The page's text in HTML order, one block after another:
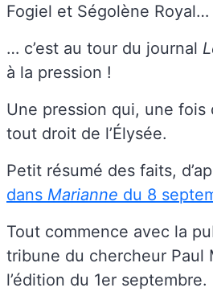
Fogiel et Ségolène Royal…
… c’est au tour du journal
à la pression !
Une pression qui, une
tout droit de l’Élysée.
Petit résumé des faits,
dans Marianne du 8
Tout commence avec la
tribune du chercheur Paul
l’édition du 1er septembre.